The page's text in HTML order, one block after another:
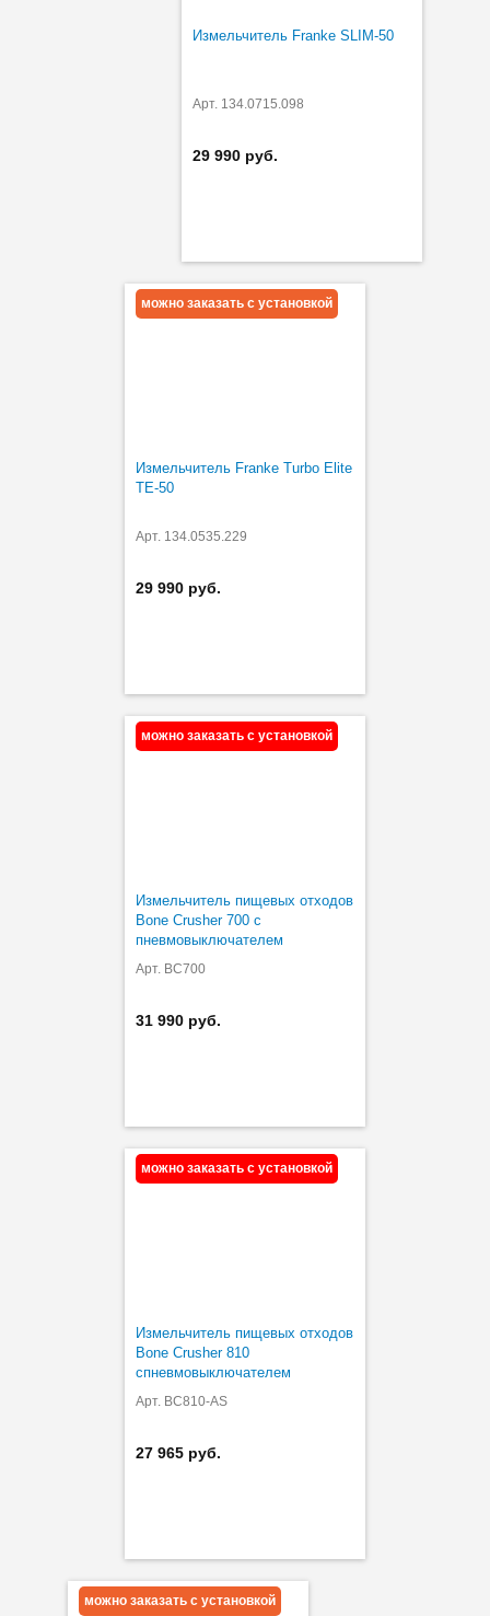
Измельчитель Franke SLIM-50
Арт. 134.0715.098
29 990 руб.
можно заказать с установкой
Измельчитель Franke Turbo Elite
TE-50
Арт. 134.0535.229
29 990 руб.
можно заказать с установкой
Измельчитель пищевых отходов
Bone Crusher 700 с
пневмовыключателем
Арт. BC700
31 990 руб.
можно заказать с установкой
Измельчитель пищевых отходов
Bone Crusher 810
спневмовыключателем
Арт. BC810-AS
27 965 руб.
можно заказать с установкой